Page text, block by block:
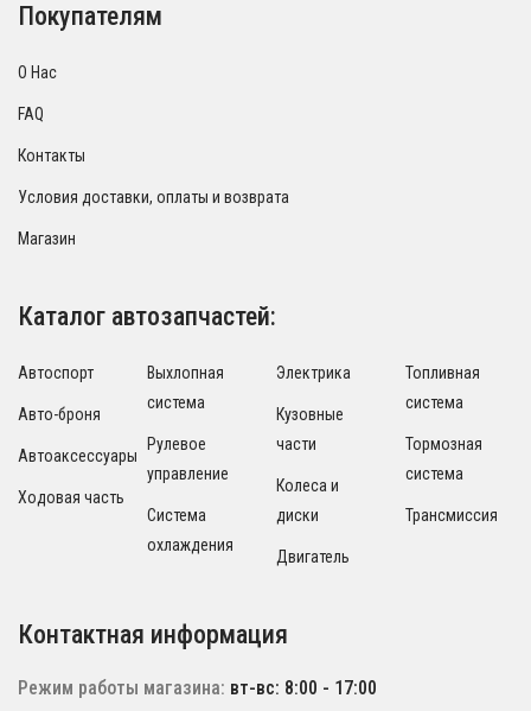
Покупателям
О Нас
FAQ
Контакты
Условия доставки, оплаты и возврата
Магазин
Каталог автозапчастей:
Автоспорт
Авто-броня
Автоаксессуары
Ходовая часть
Выхлопная
система
Рулевое
управление
Система
охлаждения
Электрика
Кузовные
части
Колеса и
диски
Двигатель
Топливная
система
Тормозная
система
Трансмиссия
Контактная информация
Режим работы магазина: вт-вс: 8:00 - 17:00